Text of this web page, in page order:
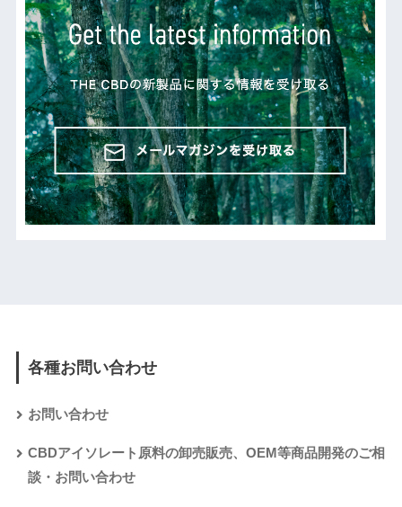
各種お問い合わせ
お問い合わせ
CBDアイソレート原料の卸売販売、OEM等商品開発のご相
談・お問い合わせ